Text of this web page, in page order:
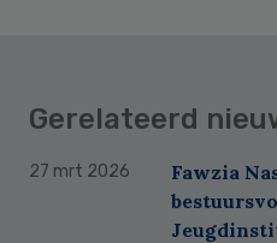
Gerelateerd
27 mrt 2026
Fawzia